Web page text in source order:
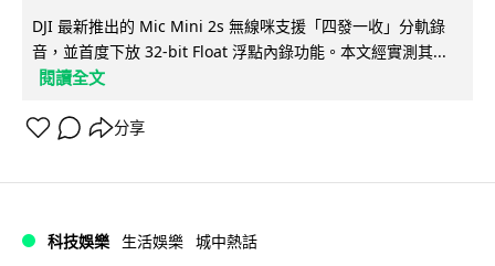
DJI 最新推出的 Mic Mini 2s 無線咪支援「四發一收」分軌錄
音，並首度下放 32-bit Float 浮點內錄功能。本文經實測其...
閱讀全文
分享
科技娛樂 生活娛樂 城中熱話